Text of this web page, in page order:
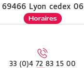
69466 Lyon cedex 06
Horaires
33 (0)4 72 83 15 00